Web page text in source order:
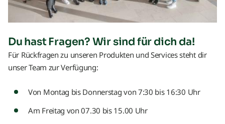
Du hast Fragen? Wir sind für dich da!
Für Rückfragen zu unseren Produkten und Services steht dir
unser Team zur Verfügung:
Von Montag bis Donnerstag von 7:30 bis 16:30 Uhr
Am Freitag von 07.30 bis 15.00 Uhr